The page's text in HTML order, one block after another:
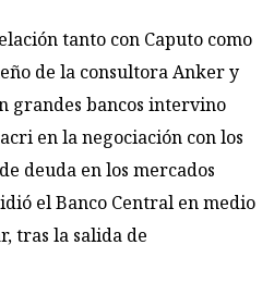
tanto con Caputo como
de la consultora Anker y
grandes bancos intervino
en la negociación con los
deuda en los mercados
el Banco Central en medio
tras la salida de